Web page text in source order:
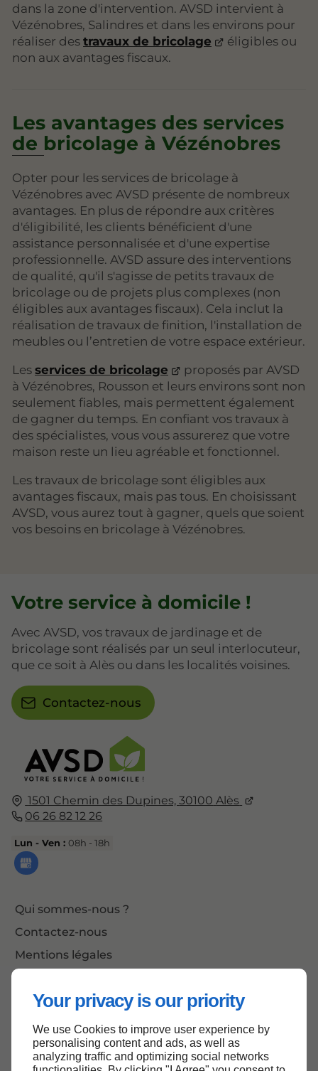
Your privacy is our priority
We use Cookies to improve user experience by
personalising content and ads, as well as
analyzing traffic and optimizing social networks
dans la zone d'intervention. AVSD intervient à
Vézénobres, Salindres et dans les environs pour
réaliser des travaux de bricolage
éligibles ou
non aux avantages fiscaux.
Les avantages des services
de bricolage à Vézénobres
Opter pour les services de bricolage à
Vézénobres avec AVSD présente de nombreux
avantages. En plus de répondre aux critères
d'éligibilité, les clients bénéficient d'une
assistance personnalisée et d'une expertise
professionnelle. AVSD assure des interventions
de qualité, qu'il s'agisse de petits travaux de
bricolage ou de projets plus complexes (non
éligibles aux avantages fiscaux). Cela inclut la
réalisation de travaux de finition, l'installation de
meubles ou l’entretien de votre espace extérieur.
Les services de bricolage
proposés par AVSD
à Vézénobres, Rousson et leurs environs sont non
seulement fiables, mais permettent également
de gagner du temps. En confiant vos travaux à
des spécialistes, vous vous assurerez que votre
maison reste un lieu agréable et fonctionnel.
Les travaux de bricolage sont éligibles aux
avantages fiscaux, mais pas tous. En choisissant
AVSD, vous aurez tout à gagner, quels que soient
vos besoins en bricolage à Vézénobres.
1501 Chemin des Dupines,30100 Alès
06 26 82 12 26
Lun - Ven :08h - 18h
Qui sommes-nous ?
Contactez-nous
Mentions légales
Votre service à domicile !
Avec AVSD, vos travaux de jardinage et de
bricolage sont réalisés par un seul interlocuteur,
que ce soit à Alès ou dans les localités voisines.
Contactez-nous
Haut de page